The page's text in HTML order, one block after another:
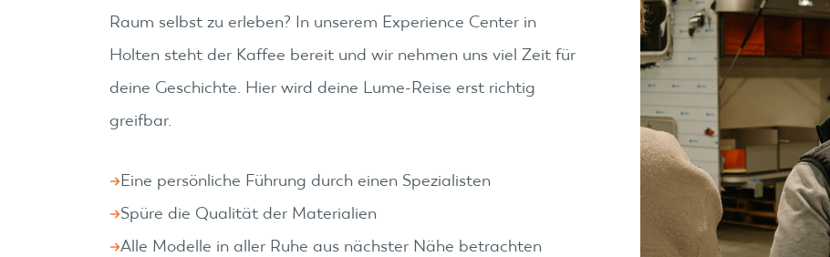
Raum selbst zu erleben? In unserem Experience Center in
Holten steht der Kaffee bereit und wir nehmen uns viel Zeit für
deine Geschichte. Hier wird deine Lume-Reise erst richtig
greifbar.
Eine persönliche Führung durch einen Spezialisten
Spüre die Qualität der Materialien
Alle Modelle in aller Ruhe aus nächster Nähe betrachten